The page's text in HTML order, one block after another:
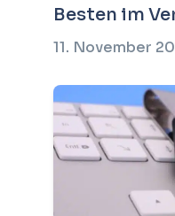
Besten im
11. November